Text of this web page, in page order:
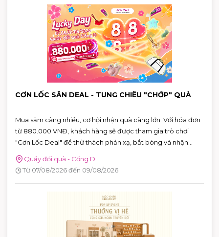
CƠN LỐC SĂN DEAL - TUNG CHIÊU "CHỚP" QUÀ
Mua sắm càng nhiều, cơ hội nhận quà càng lớn. Với hóa đơn
từ 880.000 VNĐ, khách hàng sẽ được tham gia trò chơi
"Cơn Lốc Deal" để thử thách phản xạ, bắt bóng và nhận
ngay những phần quà hấp dẫn tại AEON MALL Tân Phú
Celadon.
Quầy đổi quà - Cổng D
Từ 07/08/2026 đến 09/08/2026